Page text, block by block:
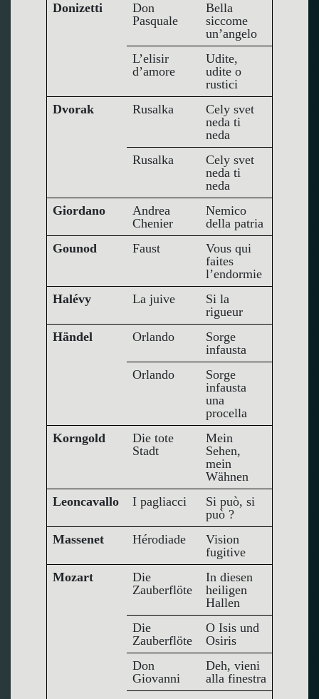
Donizetti
Don
Pasquale
Bella
siccome
un’angelo
L’elisir
d’amore
Udite,
udite o
rustici
Dvorak
Rusalka
Cely svet
neda ti
neda
Rusalka
Cely svet
neda ti
neda
Giordano
Andrea
Chenier
Nemico
della patria
Gounod
Faust
Vous qui
faites
l’endormie
Halévy
La juive
Si la
rigueur
Händel
Orlando
Sorge
infausta
Orlando
Sorge
infausta
una
procella
Korngold
Die tote
Stadt
Mein
Sehen,
mein
Wähnen
Leoncavallo
I pagliacci
Si può, si
può ?
Massenet
Hérodiade
Vision
fugitive
Mozart
Die
Zauberflöte
In diesen
heiligen
Hallen
Die
Zauberflöte
O Isis und
Osiris
Don
Giovanni
Deh, vieni
alla finestra